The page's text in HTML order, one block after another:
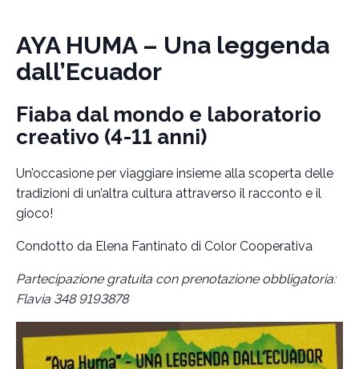
AYA HUMA – Una leggenda
dall’Ecuador
Fiaba dal mondo e laboratorio
creativo (4-11 anni)
Un’occasione per viaggiare insieme alla scoperta delle
tradizioni di un’altra cultura attraverso il racconto e il
gioco!
Condotto da Elena Fantinato di Color Cooperativa
Partecipazione gratuita con prenotazione obbligatoria:
Flavia 348 9193878